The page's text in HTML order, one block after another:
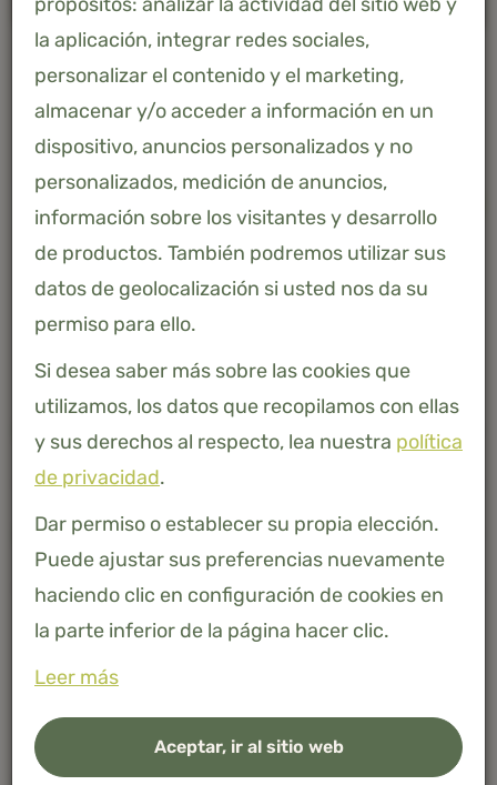
- AÑADIR A LA CESTA
Descripción
Especificaciones
la aplicación, integrar redes sociales,
personalizar el contenido y el marketing,
almacenar y/o acceder a información en un
dispositivo, anuncios personalizados y no
personalizados, medición de anuncios,
información sobre los visitantes y desarrollo
de productos. También podremos utilizar sus
datos de geolocalización si usted nos da su
permiso para ello.
Si desea saber más sobre las cookies que
utilizamos, los datos que recopilamos con ellas
y sus derechos al respecto, lea nuestra política
de privacidad.
Dar permiso o establecer su propia elección.
Puede ajustar sus preferencias nuevamente
haciendo clic en configuración de cookies en
la parte inferior de la página hacer clic.
Leer más
Aceptar, ir al sitio web